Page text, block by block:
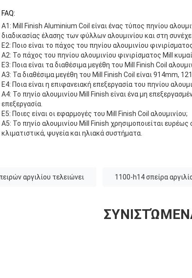
FAQ:
A1: Mill Finish Aluminium Coil είναι ένας τύπος πηνίου
διαδικασίας έλασης των φύλλων αλουμινίου και στη
Ε2: Ποιο είναι το πάχος του πηνίου αλουμινίου
A2: Το πάχος του πηνίου αλουμινίου φινιρίσματος Mill
Ε3: Ποια είναι τα διαθέσιμα μεγέθη του Mill Finish Coil
A3: Τα διαθέσιμα μεγέθη του Mill Finish Coil είναι 914mm,
Ε4: Ποια είναι η επιφανειακή επεξεργασία του πηνίου
A4: Το πηνίο αλουμινίου Mill Finish είναι ένα μη
επεξεργασία.
Ε5: Ποιες είναι οι εφαρμογές του Mill Finish Coil αλουμινίου;
A5: Το πηνίο αλουμινίου Mill Finish χρησιμοποιείται
κλιματιστικά, ψυγεία και ηλιακά συστήματα.
αργιλίου τελειώνει 1100-h14 σπείρα